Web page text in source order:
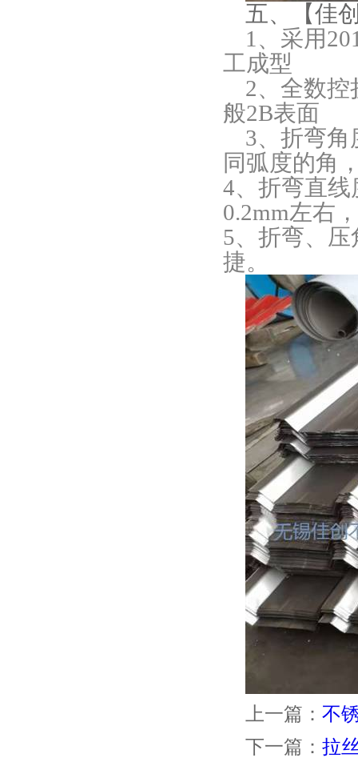
五、【佳
1 、采用
工成型
2、全数
般2B表面
3、折弯
同弧度的角
4、折弯直
0.2mm左右，
5、折弯、
捷。
上一篇： 不
下一篇： 拉